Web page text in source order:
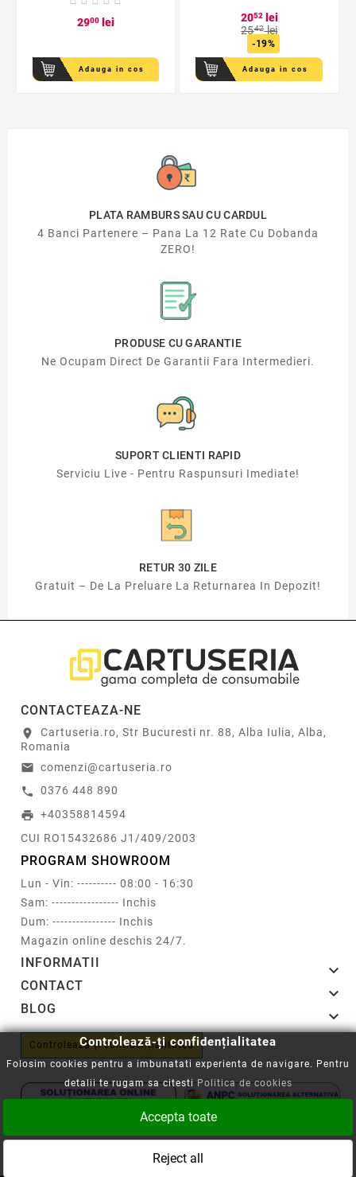
2900lei
Adauga in cos
2052lei
2542lei
-19%
Adauga in cos
PLATA RAMBURS SAU CU CARDUL
4 Banci Partenere – Pana La 12 Rate Cu Dobanda
ZERO!
PRODUSE CU GARANTIE
Ne Ocupam Direct De Garantii Fara Intermedieri.
SUPORT CLIENTI RAPID
Serviciu Live - Pentru Raspunsuri Imediate!
RETUR 30 ZILE
Gratuit – De La Preluare La Returnarea In Depozit!
CONTACTEAZA-NE
location_on
Cartuseria.ro, Str Bucuresti nr. 88, Alba Iulia, Alba,
Romania
email comenzi@cartuseria.ro
call 0376 448 890
print +40358814594
CUI RO15432686 J1/409/2003
PROGRAM SHOWROOM
Lun - Vin: ---------- 08:00 - 16:30
Sam: ----------------- Inchis
Dum: ---------------- Inchis
Magazin online deschis 24/7.
INFORMATII 
CONTACT 
BLOG 
Controlează-ți confidențialitatea
Copyright © 2008-2026 - Cartuseria.ro
Politica SOL
Controlează-ți confidențialitatea
Folosim cookies pentru a imbunatati experienta de navigare. Pentru
detalii te rugam sa citestiPolitica de cookies
Accepta toate
Reject all